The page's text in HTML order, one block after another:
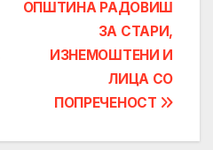
ОПШТИНА РАДОВИШ
ЗА СТАРИ,
ИЗНЕМОШТЕНИ И
ЛИЦА СО
ПОПРЕЧЕНОСТ